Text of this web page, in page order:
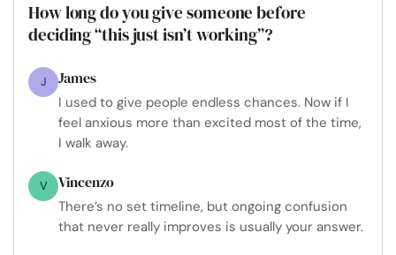
How long do you give someone before
deciding “this just isn’t working”?
J James
I used to give people endless chances. Now if I
feel anxious more than excited most of the time,
I walk away.
V Vincenzo
There’s no set timeline, but ongoing confusion
that never really improves is usually your answer.